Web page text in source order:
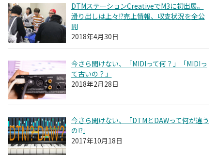
DTMステーションCreativeでM3に初出展。
滑り出しは上々!?売上情報、収支状況を全公
開
2018年4月30日
今さら聞けない、「MIDIって何？」「MIDIっ
て古いの？」
2018年2月28日
今さら聞けない、「DTMとDAWって何が違う
の!?」
2017年10月18日